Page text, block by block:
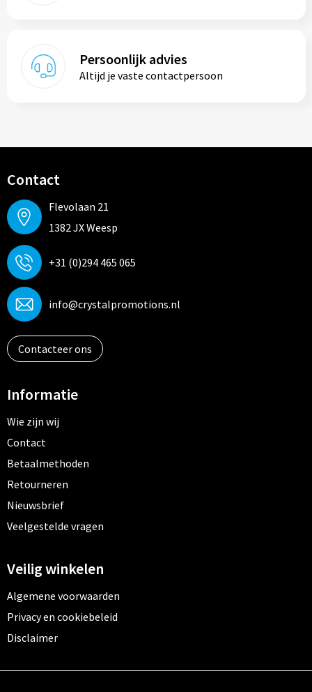
Persoonlijk advies
Altijd je vaste contactpersoon
Contact
Flevolaan 21
1382 JX Weesp
+31 (0)294 465 065
info@crystalpromotions.nl
Contacteer ons
Informatie
Wie zijn wij
Contact
Betaalmethoden
Retourneren
Nieuwsbrief
Veelgestelde vragen
Veilig winkelen
Algemene voorwaarden
Privacy en cookiebeleid
Disclaimer